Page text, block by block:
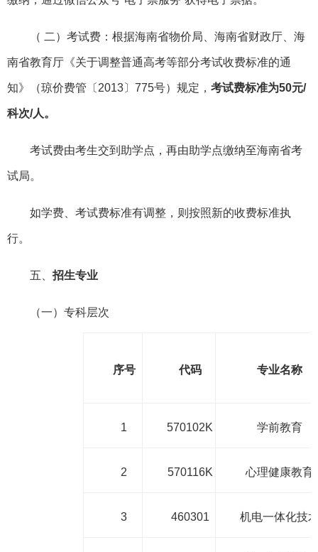
（ 二）考试费：根据海南省物价局、海南省财政厅、海
南省教育厅《关于调整普通高考等部分考试收费标准的通
知》（琼价费管〔2013〕775号）规定， 考试费标准为50元/
科次/人。
考试费由考生交到助学点，再由助学点缴纳至海南省考
试局。
如学费、考试费标准有调整，则按照新的收费标准执
行。
五、 招生专业
（一）专科层次
序号 代码 专业名称
1 570102K 学前教育
2 570116K 心理健康教育
3 460301 机电一体化技